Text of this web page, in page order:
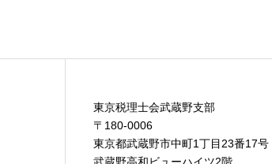
東京税理士会武蔵野支部
〒180-0006
東京都武蔵野市中町1丁目23番17号